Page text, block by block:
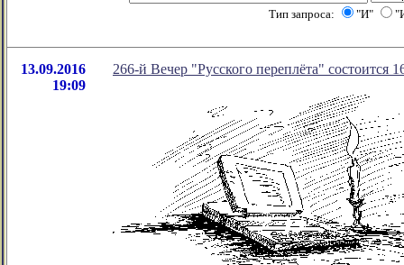
Тип запроса: "И"
13.09.2016
19:09
266-й Вечер "Русского переплёта" состоится